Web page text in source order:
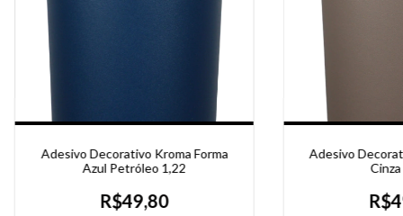
Adesivo Decorativo Kroma Forma
Azul Petróleo 1,22
R$49,80
Adesivo